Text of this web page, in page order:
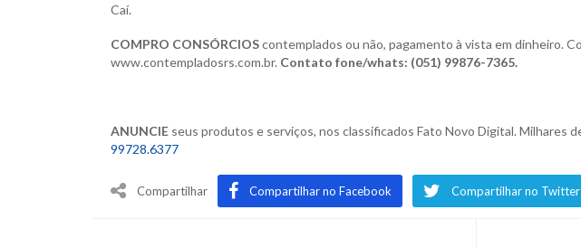
Caí.
COMPRO CONSÓRCIOScontemplados ou não, pagamento à vista em dinheiro.
www.contempladosrs.com.br. Contato fone/whats: (051) 99876-7365.
ANUNCIE seus produtos e serviços, nos classificados Fato Novo Digital. Milhares
99728.6377
Compartilhar Compartilhar no Facebook Compartilhar no Twitter